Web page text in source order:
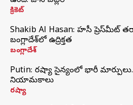
క్రికెట్
Shakib Al Hasan: హసీనా ప్రెస్‌మీట్‌
బంగ్లాదేశ్‌లో ఉద్రిక్తత
బంగ్లాదేశ్
Putin: రష్యా సైన్యంలో భారీ మార్పులు..
నియామకాలు
రష్యా